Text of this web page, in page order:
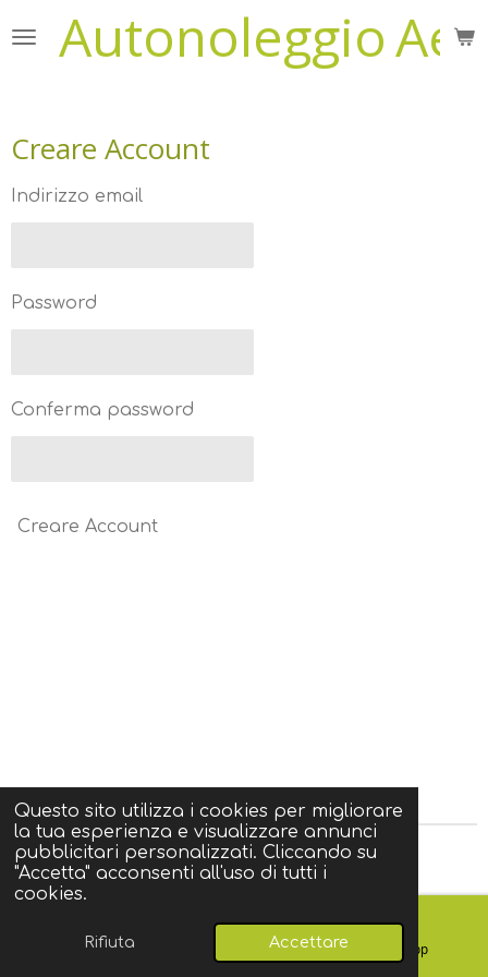
Questo sito utilizza i cookies per migliorare
la tua esperienza e visualizzare annunci
pubblicitari personalizzati. Cliccando su
"Accetta" acconsenti all'uso di tutti i
cookies.
Rifiuta Accettare
al
Autonoleggio
Creare Account
Indirizzo email
Password
Conferma password
Creare Account
© 2025 Lucky’s group srl p.i. 04655190652
Email WhatsApp